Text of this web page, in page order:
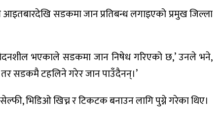
सडकमा जान प्रतिबन्ध लगाइएको प्रमुख जिल्ला
भएकाले सडकमा जान निषेध गरिएको छ,’ उनले भने,
तर सडकमै टहलिने गरेर जान पाउँदैनन्‌।’
भिडिओ खिच्न र टिकटक बनाउन लागि पुग्ने गरेका थिए।